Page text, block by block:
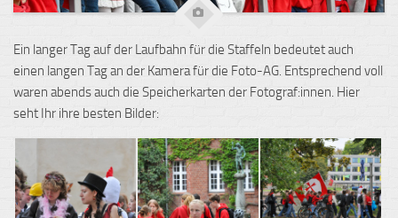
Ein langer Tag auf der Laufbahn für die Staffeln bedeutet auch
einen langen Tag an der Kamera für die Foto-AG. Entsprechend voll
waren abends auch die Speicherkarten der Fotograf:innen. Hier
seht Ihr ihre besten Bilder: